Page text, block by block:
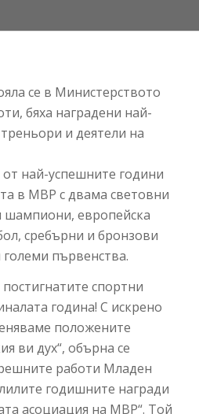
се в Министерството
бяха наградени най-
и деятели на
от най-успешните години
в МВР с двама световни
шампиони, европейска
сребърни и бронзови
първенства.
спортни
година! С искрено
положените
ви дух“, обърна се
работи Младен
годишните награди
асоциация на МВР“. Той